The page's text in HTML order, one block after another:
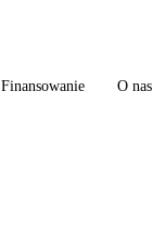
Finansowanie O nas